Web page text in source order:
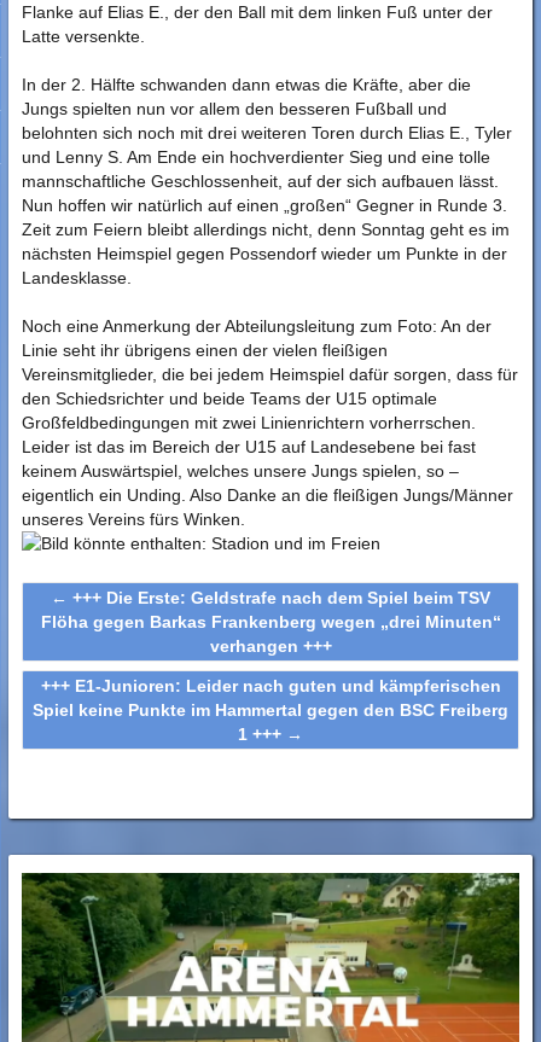
Flanke auf Elias E., der den Ball mit dem linken Fuß unter der
Latte versenkte.
In der 2. Hälfte schwanden dann etwas die Kräfte, aber die
Jungs spielten nun vor allem den besseren Fußball und
belohnten sich noch mit drei weiteren Toren durch Elias E., Tyler
und Lenny S. Am Ende ein hochverdienter Sieg und eine tolle
mannschaftliche Geschlossenheit, auf der sich aufbauen lässt.
Nun hoffen wir natürlich auf einen „großen“ Gegner in Runde 3.
Zeit zum Feiern bleibt allerdings nicht, denn Sonntag geht es im
nächsten Heimspiel gegen Possendorf wieder um Punkte in der
Landesklasse.
Noch eine Anmerkung der Abteilungsleitung zum Foto: An der
Linie seht ihr übrigens einen der vielen fleißigen
Vereinsmitglieder, die bei jedem Heimspiel dafür sorgen, dass für
den Schiedsrichter und beide Teams der U15 optimale
Großfeldbedingungen mit zwei Linienrichtern vorherrschen.
Leider ist das im Bereich der U15 auf Landesebene bei fast
keinem Auswärtspiel, welches unsere Jungs spielen, so –
eigentlich ein Unding. Also Danke an die fleißigen Jungs/Männer
unseres Vereins fürs Winken.
← +++ Die Erste: Geldstrafe nach dem Spiel beim TSV
Flöha gegen Barkas Frankenberg wegen „drei Minuten“
verhangen +++
+++ E1-Junioren: Leider nach guten und kämpferischen
Spiel keine Punkte im Hammertal gegen den BSC Freiberg
1 +++ →